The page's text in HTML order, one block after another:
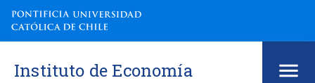
Instituto de Economía